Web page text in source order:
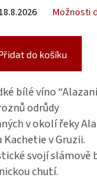
Možnosti
do košíku
bílé víno
odrůdy
v okolí řeky
v Gruzii.
svojí
chutí.